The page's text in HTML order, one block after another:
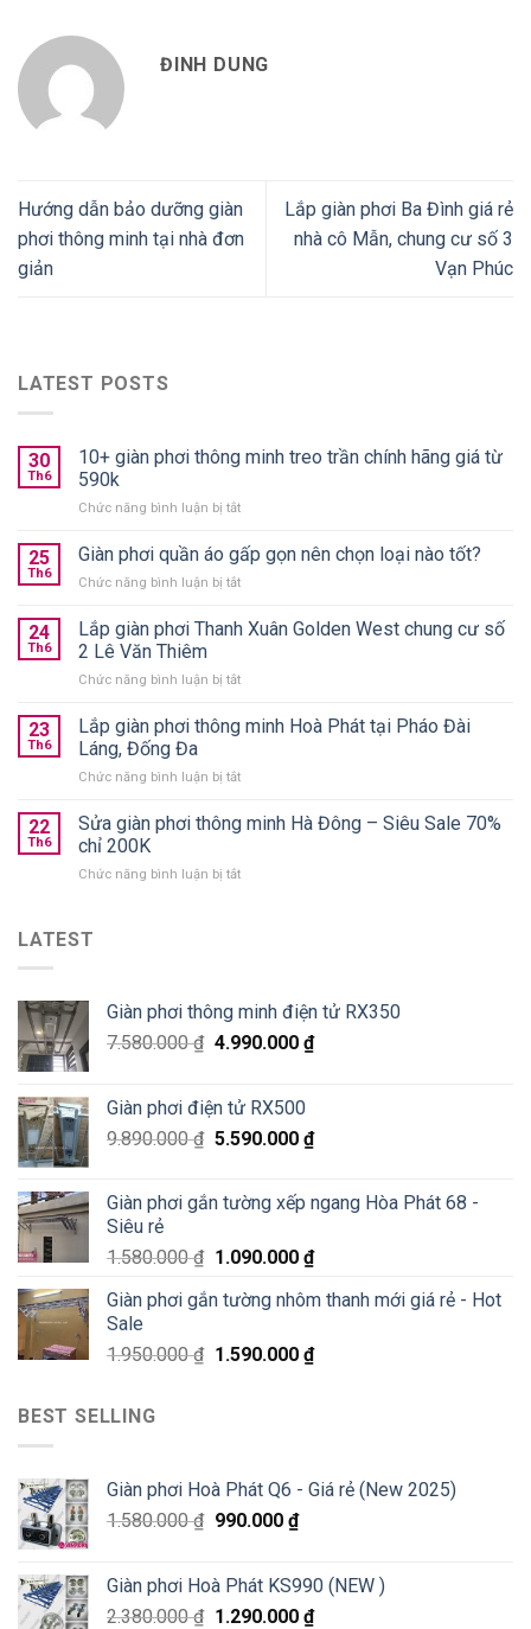
ĐINH DUNG
Hướng dẫn bảo dưỡng giàn
phơi thông minh tại nhà đơn
giản
Lắp giàn phơi Ba Đình giá rẻ
nhà cô Mẫn, chung cư số 3
Vạn Phúc
LATEST POSTS
30
Th6
10+ giàn phơi thông minh treo trần chính hãng giá từ
590k
Chức năng bình luận bị tắtở
giàn
phơi
thông
treo
hãng
từ
25
Th6
Giàn phơi quần áo gấp gọn nên chọn loại nào tốt?
Chức năng bình luận bị tắtở
phơi
gấp
nên
nào
24
Th6
Lắp giàn phơi Thanh Xuân Golden West chung cư số
2 Lê Văn Thiêm
Chức năng bình luận bị tắtở
giàn
Xuân
West
số
23
Th6
Lắp giàn phơi thông minh Hoà Phát tại Pháo Đài
Láng, Đống Đa
Chức năng bình luận bị tắtở
giàn
phơi
minh
Đống
Đa
22
Th6
Sửa giàn phơi thông minh Hà Đông – Siêu Sale 70%
chỉ 200K
Chức năng bình luận bị tắtở
Đông
–
Siêu
chỉ
200K
LATEST
Giàn phơi thông minh điện tử RX350
7.580.000₫ 4.990.000 ₫
Giàn phơi điện tử RX500
9.890.000₫ 5.590.000 ₫
Giàn phơi gắn tường xếp ngang Hòa Phát 68 -
Siêu rẻ
1.580.000₫ 1.090.000 ₫
Giàn phơi gắn tường nhôm thanh mới giá rẻ - Hot
Sale
1.950.000₫ 1.590.000 ₫
BEST SELLING
Giàn phơi Hoà Phát Q6 - Giá rẻ (New 2025)
1.580.000₫ 990.000 ₫
Giàn phơi Hoà Phát KS990 (NEW )
2.380.000₫ 1.290.000 ₫